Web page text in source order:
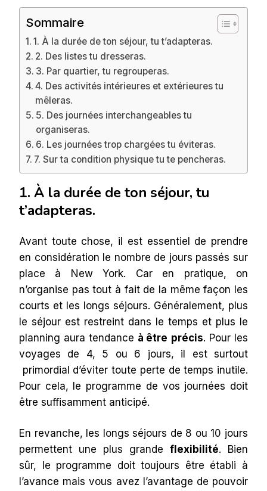
Sommaire
1. À la durée de ton séjour, tu t’adapteras.
2. Des listes tu dresseras.
3. Par quartier, tu regrouperas.
4. Des activités intérieures et extérieures tu
mêleras.
5. Des journées interchangeables tu
organiseras.
6. Les journées trop chargées tu éviteras.
7. Sur ta condition physique tu te pencheras.
1. À la durée de ton séjour, tu
t’adapteras.
Avant toute chose, il est essentiel de prendre
en considération le nombre de jours passés sur
place à New York. Car en pratique, on
n’organise pas tout à fait de la même façon les
courts et les longs séjours. Généralement, plus
le séjour est restreint dans le temps et plus le
planning aura tendance à être précis. Pour les
voyages de 4, 5 ou 6 jours, il est surtout
primordial d’éviter toute perte de temps inutile.
Pour cela, le programme de vos journées doit
être suffisamment anticipé.
En revanche, les longs séjours de 8 ou 10 jours
permettent une plus grande flexibilité. Bien
sûr, le programme doit toujours être établi à
l’avance mais vous avez l’avantage de pouvoir